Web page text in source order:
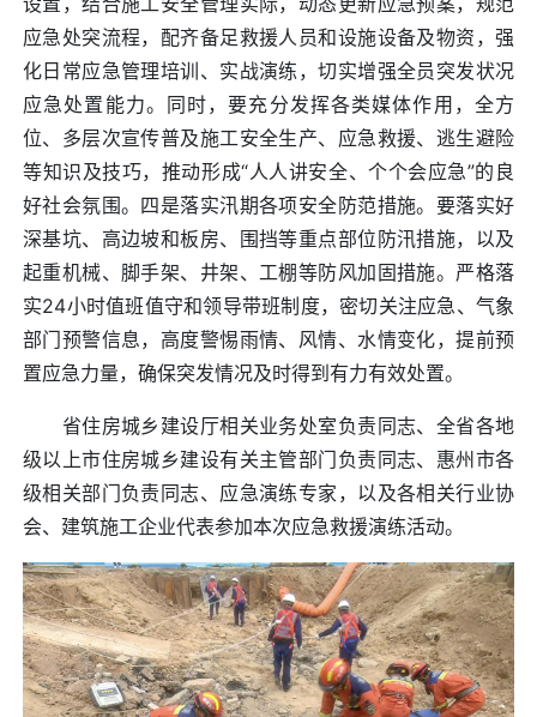
应急处突流程，配齐备足救援人员和设施设备及物资，强
化日常应急管理培训、实战演练，切实增强全员突发状况
应急处置能力。同时，要充分发挥各类媒体作用，全方
位、多层次宣传普及施工安全生产、应急救援、逃生避险
等知识及技巧，推动形成“人人讲安全、个个会应急”的良
好社会氛围。四是落实汛期各项安全防范措施。要落实好
深基坑、高边坡和板房、围挡等重点部位防汛措施，以及
起重机械、脚手架、井架、工棚等防风加固措施。严格落
实24小时值班值守和领导带班制度，密切关注应急、气象
部门预警信息，高度警惕雨情、风情、水情变化，提前预
置应急力量，确保突发情况及时得到有力有效处置。
省住房城乡建设厅相关业务处室负责同志、全省各地
级以上市住房城乡建设有关主管部门负责同志、惠州市各
级相关部门负责同志、应急演练专家，以及各相关行业协
会、建筑施工企业代表参加本次应急救援演练活动。